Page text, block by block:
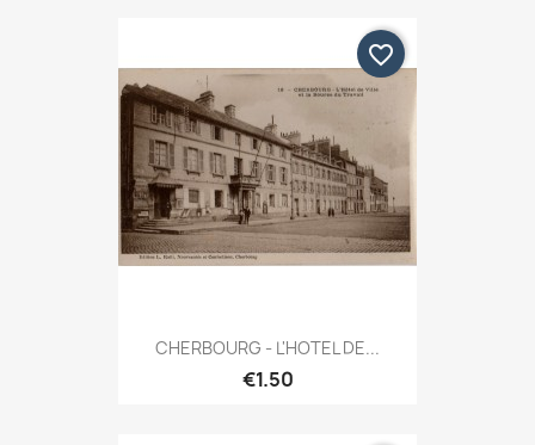
CHERBOURG - L'HOTEL DE...
€1.50
favorite_border